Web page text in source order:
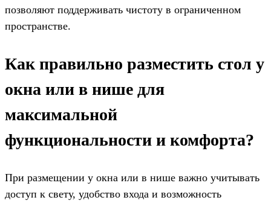
позволяют поддерживать чистоту в ограниченном
пространстве.
Как правильно разместить стол у
окна или в нише для
максимальной
функциональности и комфорта?
При размещении у окна или в нише важно учитывать
доступ к свету, удобство входа и возможность